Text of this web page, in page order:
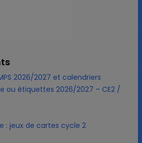
2026/2027 et calendriers
ou étiquettes 2026/2027 – CE2 /
: jeux de cartes cycle 2